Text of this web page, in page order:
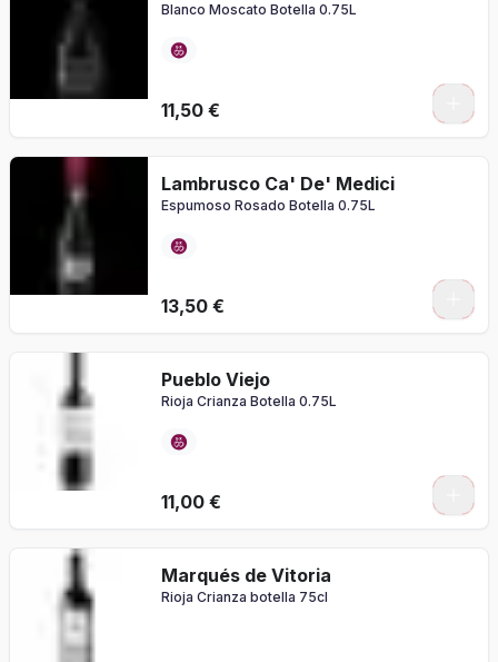
Blanco Moscato Botella 0.75L
11,50 €
Lambrusco Ca' De' Medici
Espumoso Rosado Botella 0.75L
13,50 €
Pueblo Viejo
Rioja Crianza Botella 0.75L
11,00 €
Marqués de Vitoria
Rioja Crianza botella 75cl